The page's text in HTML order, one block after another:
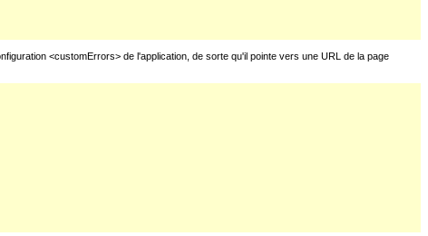
<customErrors> de l'application, de sorte qu'il pointe vers une URL de la page